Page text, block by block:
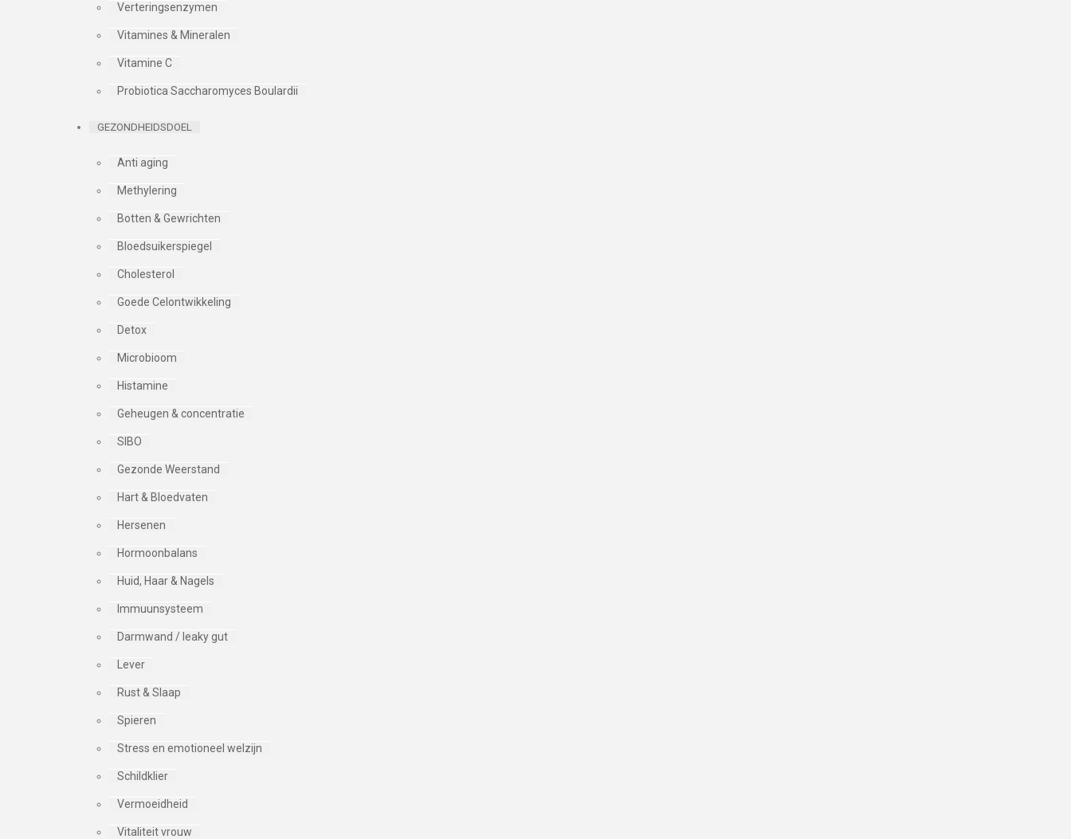
Verteringsenzymen
Vitamines & Mineralen
Vitamine C
Probiotica Saccharomyces Boulardii
GEZONDHEIDSDOEL
Anti aging
Methylering
Botten & Gewrichten
Bloedsuikerspiegel
Cholesterol
Goede Celontwikkeling
Detox
Microbioom
Histamine
Geheugen & concentratie
SIBO
Gezonde Weerstand
Hart & Bloedvaten
Hersenen
Hormoonbalans
Huid, Haar & Nagels
Immuunsysteem
Darmwand / leaky gut
Lever
Rust & Slaap
Spieren
Stress en emotioneel welzijn
Schildklier
Vermoeidheid
Vitaliteit vrouw